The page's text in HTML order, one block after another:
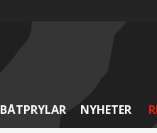
BÅTPRYLAR NYHETER